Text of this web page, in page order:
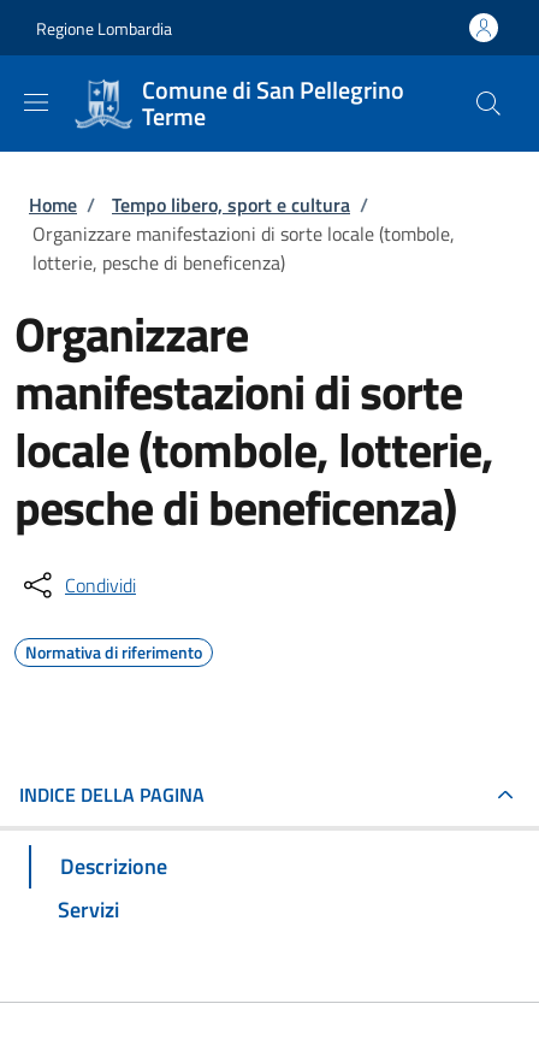
Regione Lombardia
Comune di San Pellegrino
Terme
Briciole di pane
Home / Tempo libero, sport e cultura /
Organizzare manifestazioni di sorte locale (tombole,
lotterie, pesche di beneficenza)
Organizzare
manifestazioni di sorte
locale (tombole, lotterie,
pesche di beneficenza)
Condividi
Normativa di riferimento
INDICE DELLA PAGINA
Descrizione
Servizi